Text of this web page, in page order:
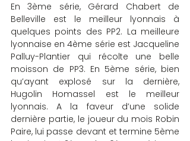
En 3ème série, Gérard Chabert de
Belleville est le meilleur lyonnais à
quelques points des PP2. La meilleure
lyonnaise en 4ème série est Jacqueline
Palluy-Plantier qui récolte une belle
moisson de PP3. En 5ème série, bien
qu’ayant explosé sur la dernière,
Hugolin Homassel est le meilleur
lyonnais. A la faveur d’une solide
dernière partie, le joueur du mois Robin
Paire, lui passe devant et termine 5ème